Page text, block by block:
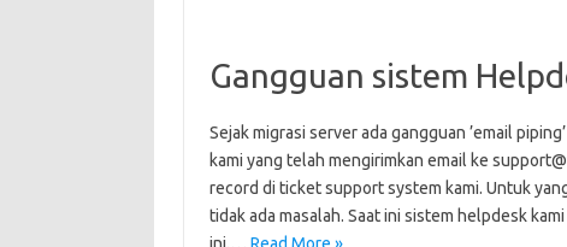
Gangguan sistem
Sejak migrasi server ada gangguan ’email
kami yang telah mengirimkan email ke
record di ticket support system kami. Untuk
tidak ada masalah. Saat ini sistem helpdesk